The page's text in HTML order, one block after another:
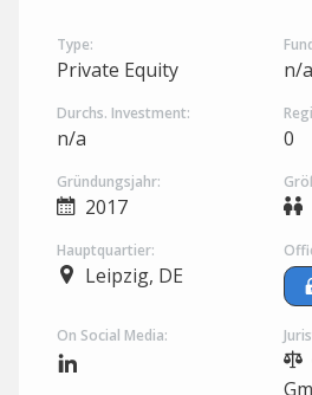
Type:
Private Equity n/a
Durchs. Investment:
n/a 0
Gründungsjahr:
2017
Hauptquartier:
Leipzig, DE
On Social Media: